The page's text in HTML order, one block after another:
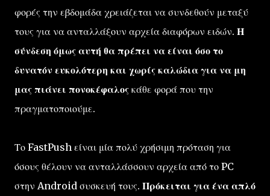
φορές την εβδομάδα χρειάζεται να συνδεθούν μεταξύ
τους για να ανταλλάξουν αρχεία διαφόρων ειδών. Η
σύνδεση όμως αυτή θα πρέπει να είναι όσο το
δυνατόν ευκολότερη και χωρίς καλώδια για να μη
μας πιάνει πονοκέφαλος κάθε φορά που την
πραγματοποιούμε.
Το FastPush είναι μία πολύ χρήσιμη πρόταση για
όσους θέλουν να ανταλλάσσουν αρχεία από το PC
στην Android συσκευή τους. Πρόκειται για ένα απλό